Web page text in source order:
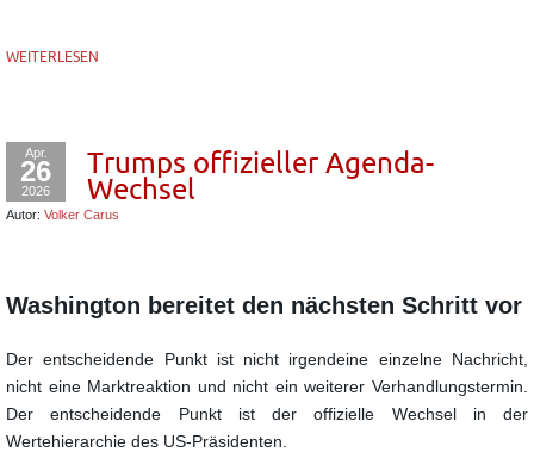
WEITERLESEN
Apr.
26
2026
Trumps offizieller Agenda-
Wechsel
Autor: Volker Carus
Washington bereitet den nächsten Schritt vor
Der entscheidende Punkt ist nicht irgendeine einzelne Nachricht,
nicht eine Marktreaktion und nicht ein weiterer Verhandlungstermin.
Der entscheidende Punkt ist der offizielle Wechsel in der
Wertehierarchie des US-Präsidenten.